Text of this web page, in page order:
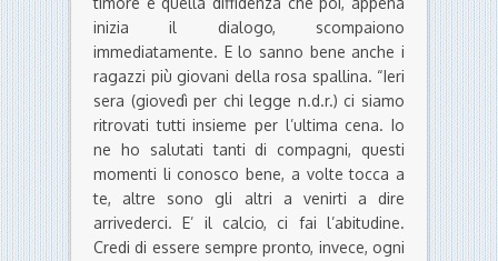
inizia il dialogo, scompaiono
immediatamente. E lo sanno bene anche i
ragazzi più giovani della rosa spallina. “Ieri
sera (giovedì per chi legge n.d.r.) ci siamo
ritrovati tutti insieme per l’ultima cena. Io
ne ho salutati tanti di compagni, questi
momenti li conosco bene, a volte tocca a
te, altre sono gli altri a venirti a dire
arrivederci. E’ il calcio, ci fai l’abitudine.
Credi di essere sempre pronto, invece, ogni